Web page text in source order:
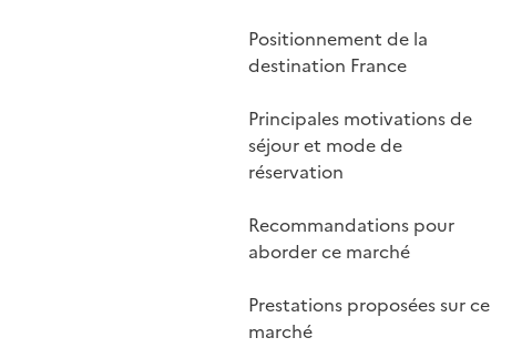
Positionnement de la
destination France
Principales motivations de
séjour et mode de
réservation
Recommandations pour
aborder ce marché
Prestations proposées sur ce
marché